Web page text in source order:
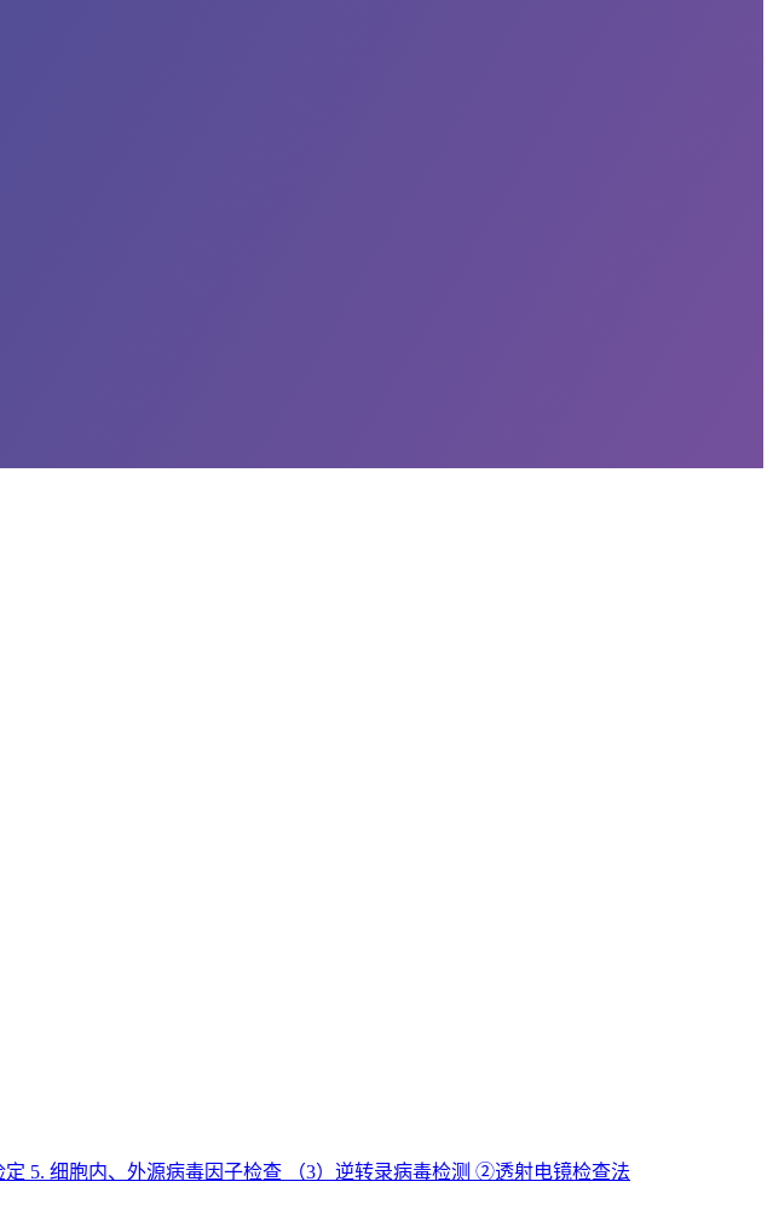
5. 细胞内、外源病毒因子检查 （3）逆转录病毒检测 ②透射电镜检查法